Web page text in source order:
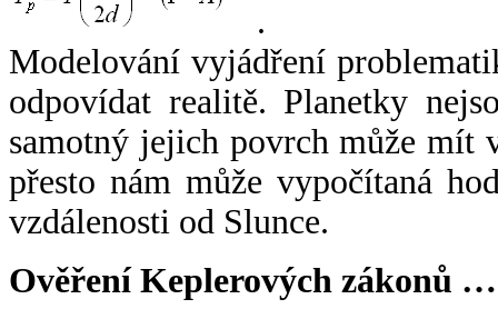
.
Modelování vyjádření
odpovídat realitě. Planetky
samotný jejich povrch může mít
přesto nám může vypočítaná
vzdálenosti od Slunce.
Ověření Keplerových zákonů …